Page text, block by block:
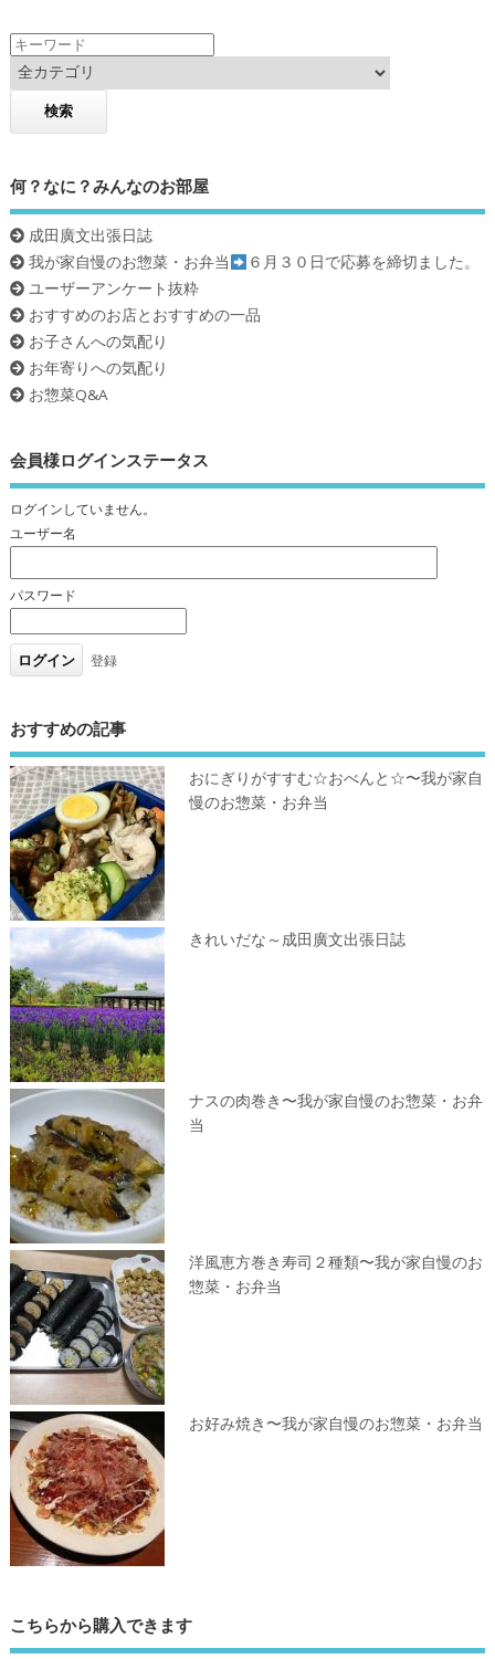
k
何？なに？みんなのお部屋
成田廣文出張日誌
我が家自慢のお惣菜・お弁当
６月３０日で応募を締切ました。
ユーザーアンケート抜粋
おすすめのお店とおすすめの一品
お子さんへの気配り
お年寄りへの気配り
お惣菜Q&A
会員様ログインステータス
ログインしていません。
ユーザー名
パスワード
登録
おすすめの記事
おにぎりがすすむ☆おべんと☆〜我が家自
慢のお惣菜・お弁当
きれいだな～成田廣文出張日誌
ナスの肉巻き〜我が家自慢のお惣菜・お弁
当
洋風恵方巻き寿司２種類〜我が家自慢のお
惣菜・お弁当
お好み焼き〜我が家自慢のお惣菜・お弁当
こちらから購入できます